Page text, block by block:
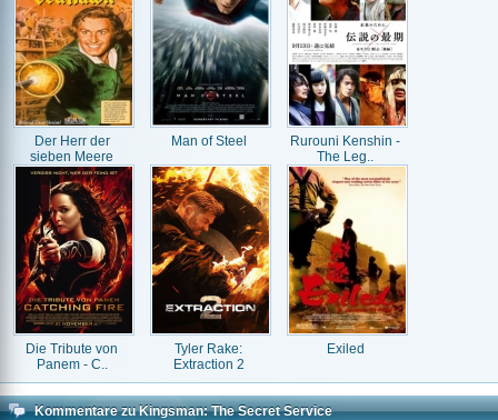
Der Herr der
sieben Meere
Man of Steel
Rurouni Kenshin -
The Leg..
Die Tribute von
Panem - C..
Tyler Rake:
Extraction 2
Exiled
Kommentare zu Kingsman: The Secret Service